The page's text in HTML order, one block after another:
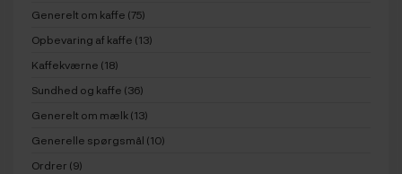
Generelt om kaffe (75)
Opbevaring af kaffe (13)
Kaffekværne (18)
Sundhed og kaffe (36)
Generelt om mælk (13)
Generelle spørgsmål (10)
Ordrer (9)